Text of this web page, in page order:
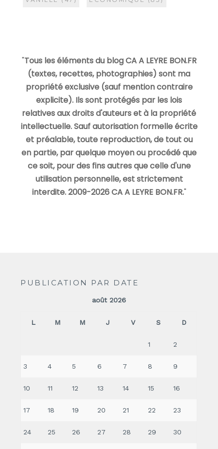
"Tous les éléments du blog CA A LEYRE BON.FR
(textes, recettes, photographies) sont ma
propriété exclusive (sauf mention contraire
explicite). Ils sont protégés par les lois
relatives aux droits d'auteurs et à la propriété
intellectuelle. Sauf autorisation formelle écrite
et préalable, toute reproduction, de tout ou
en partie, par quelque moyen ou procédé que
ce soit, pour des fins autres que celle d'une
utilisation personnelle, est strictement
interdite. 2009-2026 CA A LEYRE BON.FR."
PUBLICATION PAR DATE
août 2026
L M M J V S D
1 2
3 4 5 6 7 8 9
10 11 12 13 14 15 16
17 18 19 20 21 22 23
24 25 26 27 28 29 30